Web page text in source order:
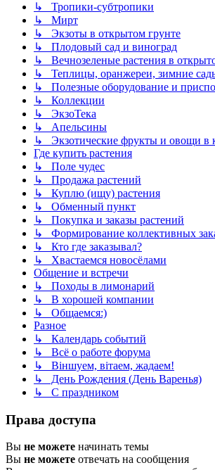
↳ Тропики-субтропики
↳ Мирт
↳ Экзоты в открытом грунте
↳ Плодовый сад и виноград
↳ Вечнозеленые растения в
↳ Теплицы, оранжереи, зимние
↳ Полезные оборудование и
↳ Коллекции
↳ ЭкзоТека
↳ Апельсины
↳ Экзотические фрукты и овощи в
Где купить растения
↳ Поле чудес
↳ Продажа растений
↳ Куплю (ищу) растения
↳ Обменный пункт
↳ Покупка и заказы растений
↳ Формирование коллективных
↳ Кто где заказывал?
↳ Хвастаемся новосёлами
Общение и встречи
↳ Походы в лимонарий
↳ В хорошей компании
↳ Общаемся:)
Разное
↳ Календарь событий
↳ Всё о работе форума
↳ Віншуем, вітаем, жадаем!
↳ День Рождения (День Варенья)
↳ С праздником
Права доступа
Вы не можете начинать темы
Вы не можете отвечать на сообщения